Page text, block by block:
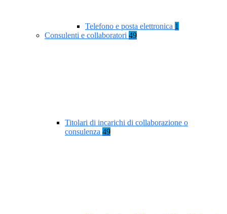
Telefono e posta elettronica 1
Consulenti e collaboratori 49
Titolari di incarichi di collaborazione o
consulenza 49